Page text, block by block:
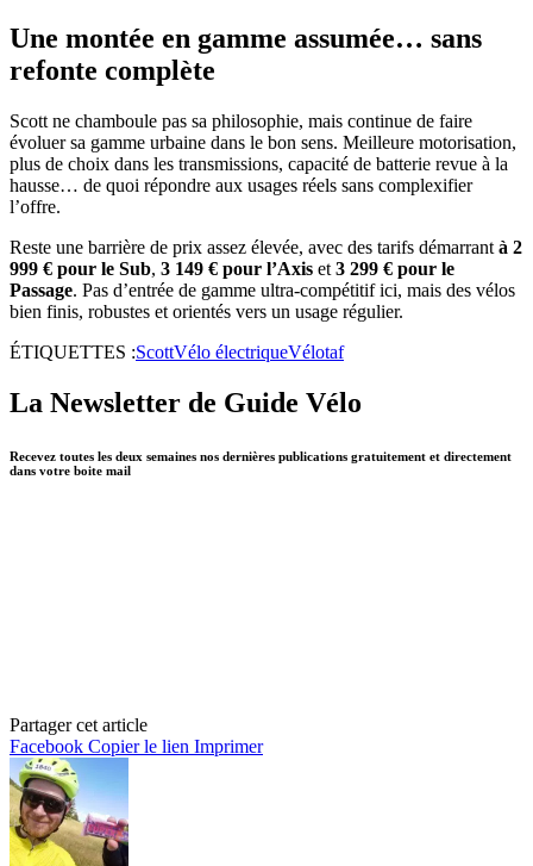
Une montée en gamme assumée… sans
refonte complète
Scott ne chamboule pas sa philosophie, mais continue de faire
évoluer sa gamme urbaine dans le bon sens. Meilleure motorisation,
plus de choix dans les transmissions, capacité de batterie revue à la
hausse… de quoi répondre aux usages réels sans complexifier
l’offre.
Reste une barrière de prix assez élevée, avec des tarifs démarrant à 2
999 € pour le Sub, 3 149 € pour l’Axis et 3 299 € pour le
Passage. Pas d’entrée de gamme ultra-compétitif ici, mais des vélos
bien finis, robustes et orientés vers un usage régulier.
ÉTIQUETTES :ScottVélo électriqueVélotaf
La Newsletter de Guide Vélo
Recevez toutes les deux semaines nos dernières publications gratuitement et directement
dans votre boite mail
Partager cet article
Facebook Copier le lien Imprimer